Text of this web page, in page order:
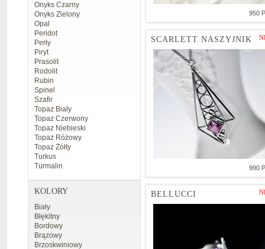
Onyks Czarny
Onyks Zielony
Opal
Peridot
Perły
Piryt
Prasolit
Rodolit
Rubin
Spinel
Szafir
Topaz Biały
Topaz Czerwony
Topaz Niebieski
Topaz Różowy
Topaz Żółty
Turkus
Turmalin
KOLORY
Biały
Błękitny
Bordowy
Brązowy
Brzoskwiniowy
950
SCARLETT NASZYJNIK
990
BELLUCCI